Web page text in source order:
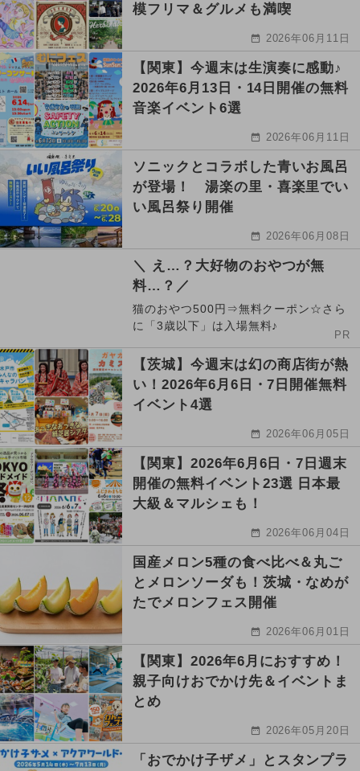
模フリマ＆グルメも満喫
2026年06月11日
【関東】今週末は生演奏に感動♪
2026年6月13日・14日開催の無料
音楽イベント6選
2026年06月11日
ソニックとコラボした青いお風呂
が登場！ 湯楽の里・喜楽里でい
い風呂祭り開催
2026年06月08日
＼ え…？大好物のおやつが無
料…？／
猫のおやつ500円⇒無料クーポン☆さら
に「3歳以下」は入場無料♪
PR
【茨城】今週末は幻の商店街が熱
い！2026年6月6日・7日開催無料
イベント4選
2026年06月05日
【関東】2026年6月6日・7日週末
開催の無料イベント23選 日本最
大級＆マルシェも！
2026年06月04日
国産メロン5種の食べ比べ＆丸ご
とメロンソーダも！茨城・なめが
たでメロンフェス開催
2026年06月01日
【関東】2026年6月におすすめ！
親子向けおでかけ先＆イベントま
とめ
2026年05月20日
「おでかけ子ザメ」とスタンプラ